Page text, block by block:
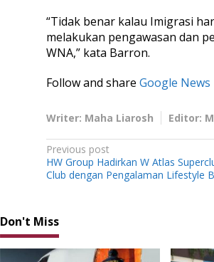
“Tidak benar kalau Imigrasi
melakukan pengawasan dan
WNA,” kata Barron.
Follow and share Google News
Writer: Maha Liarosh Editor:
P
o
t
n
a
Previous post
HW Group Hadirkan W Atlas
Club dengan Pengalaman Lifestyle
Don't Miss